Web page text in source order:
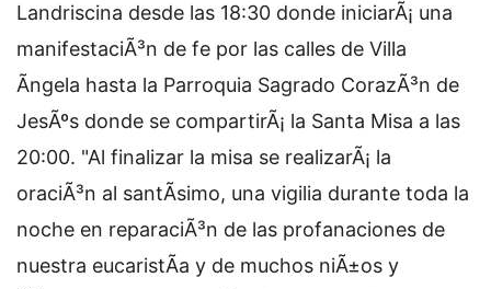
Landriscina desde las 18:30 donde iniciarÃ¡ una
manifestaciÃ³n de fe por las calles de Villa
Ãngela hasta la Parroquia Sagrado CorazÃ³n de
JesÃºs donde se compartirÃ¡ la Santa Misa a las
20:00. "Al finalizar la misa se realizarÃ¡ la
oraciÃ³n al santÃ­simo, una vigilia durante toda la
noche en reparaciÃ³n de las profanaciones de
nuestra eucaristÃ­a y de muchos niÃ±os y